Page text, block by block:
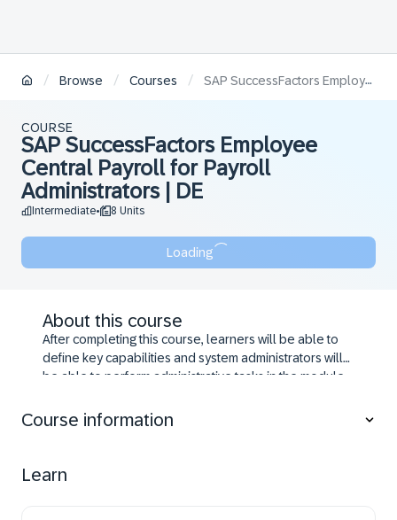
/ Browse / Courses / SAP SuccessFactors Employee Central Payroll for Payroll Administrators | DE
COURSE
SAP SuccessFactors Employee
Central Payroll for Payroll
Administrators | DE
Intermediate• 8 Units
Loading
About this course
After completing this course, learners will be able to
define key capabilities and system administrators will
be able to perform administrative tasks in the module.
Course information
Learn